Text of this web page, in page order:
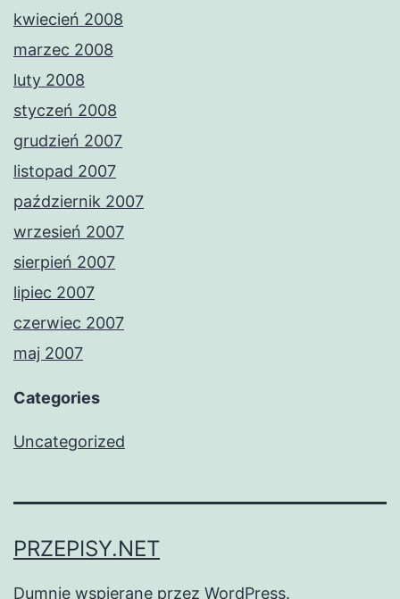
kwiecień 2008
marzec 2008
luty 2008
styczeń 2008
grudzień 2007
listopad 2007
październik 2007
wrzesień 2007
sierpień 2007
lipiec 2007
czerwiec 2007
maj 2007
Categories
Uncategorized
PRZEPISY.NET
Dumnie wspierane przez WordPress.